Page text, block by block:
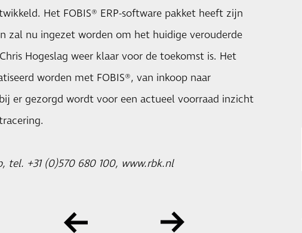
Het FOBIS® ERP-software pakket heeft zijn
zal nu ingezet worden om het huidige verouderde
Hogeslag weer klaar voor de toekomst is. Het
worden met FOBIS®, van inkoop naar
er gezorgd wordt voor een actueel voorraad inzicht
tel. +31 (0)570 680 100, www.rbk.nl